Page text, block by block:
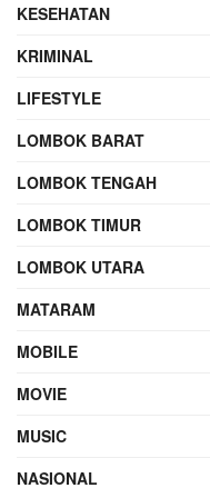
KESEHATAN
KRIMINAL
LIFESTYLE
LOMBOK BARAT
LOMBOK TENGAH
LOMBOK TIMUR
LOMBOK UTARA
MATARAM
MOBILE
MOVIE
MUSIC
NASIONAL